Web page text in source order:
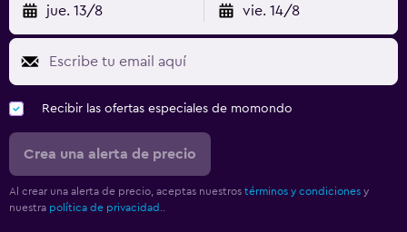
jue. 13/8 vie. 14/8
Recibir las ofertas especiales de momondo
Crea una alerta de precio
Al crear una alerta de precio, aceptas nuestros términos y condiciones y
nuestra política de privacidad.